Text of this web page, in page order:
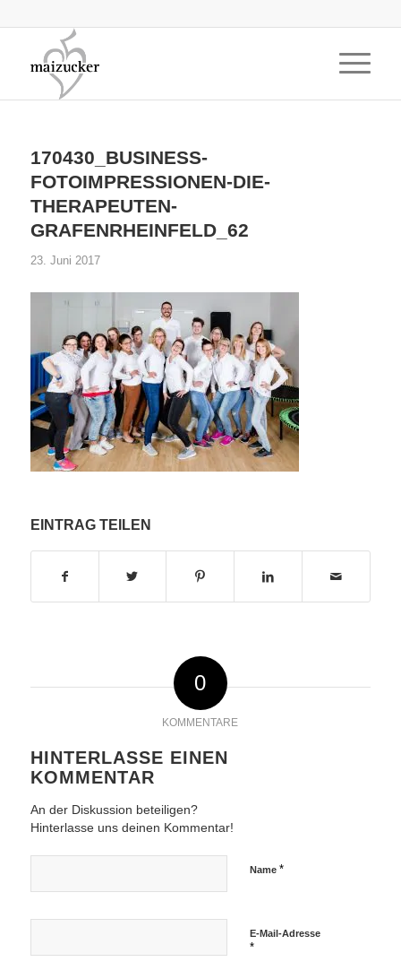
170430_BUSINESS-
FOTOIMPRESSIONEN-DIE-
THERAPEUTEN-
GRAFENRHEINFELD_62
23. Juni 2017
EINTRAG TEILEN
0
KOMMENTARE
HINTERLASSE EINEN
KOMMENTAR
An der Diskussion beteiligen?
Hinterlasse uns deinen Kommentar!
Name *
E-Mail-Adresse
*